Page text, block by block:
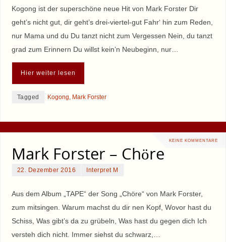
Kogong ist der superschöne neue Hit von Mark Forster Dir
geht’s nicht gut, dir geht’s drei-viertel-gut Fahr‘ hin zum Reden,
nur Mama und du Du tanzt nicht zum Vergessen Nein, du tanzt
grad zum Erinnern Du willst kein’n Neubeginn, nur…
Hier weiter lesen
Tagged Kogong, Mark Forster
KEINE KOMMENTARE
Mark Forster – Chöre
22. Dezember 2016 Interpret M
Aus dem Album „TAPE“ der Song „Chöre“ von Mark Forster,
zum mitsingen. Warum machst du dir nen Kopf, Wovor hast du
Schiss, Was gibt’s da zu grübeln, Was hast du gegen dich Ich
versteh dich nicht. Immer siehst du schwarz,…